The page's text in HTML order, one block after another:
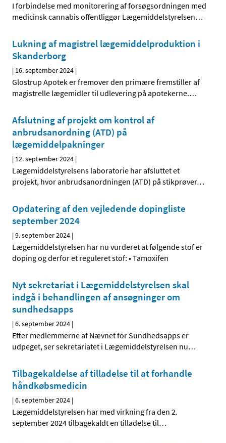
I forbindelse med monitorering af forsøgsordningen med
medicinsk cannabis offentliggør Lægemiddelstyrelsen…
Lukning af magistrel lægemiddelproduktion i
Skanderborg
| 16. september 2024 |
Glostrup Apotek er fremover den primære fremstiller af
magistrelle lægemidler til udlevering på apotekerne.…
Afslutning af projekt om kontrol af
anbrudsanordning (ATD) på
lægemiddelpakninger
| 12. september 2024 |
Lægemiddelstyrelsens laboratorie har afsluttet et
projekt, hvor anbrudsanordningen (ATD) på stikprøver…
Opdatering af den vejledende dopingliste
september 2024
|9. september 2024 |
Lægemiddelstyrelsen har nu vurderet at følgende stof er
doping og derfor et reguleret stof: • Tamoxifen
Nyt sekretariat i Lægemiddelstyrelsen skal
indgå i behandlingen af ansøgninger om
sundhedsapps
|6. september 2024 |
Efter medlemmerne af Nævnet for Sundhedsapps er
udpeget, ser sekretariatet i Lægemiddelstyrelsen nu…
Tilbagekaldelse af tilladelse til at forhandle
håndkøbsmedicin
|6. september 2024 |
Lægemiddelstyrelsen har med virkning fra den 2.
september 2024 tilbagekaldt en tilladelse til…